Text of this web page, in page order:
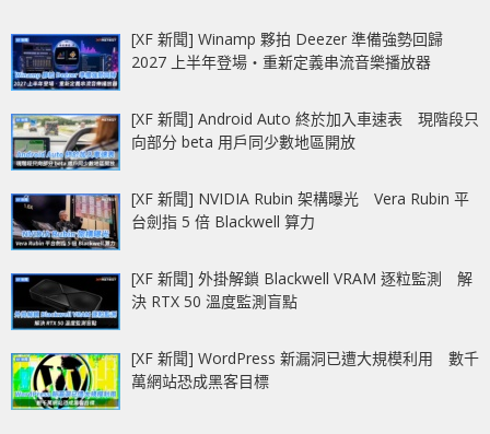
[XF 新聞] Winamp 夥拍 Deezer 準備強勢回歸
2027 上半年登場‧重新定義串流音樂播放器
[XF 新聞] Android Auto 終於加入車速表 現階段只
向部分 beta 用戶同少數地區開放
[XF 新聞] NVIDIA Rubin 架構曝光 Vera Rubin 平
台劍指 5 倍 Blackwell 算力
[XF 新聞] 外掛解鎖 Blackwell VRAM 逐粒監測 解
決 RTX 50 溫度監測盲點
[XF 新聞] WordPress 新漏洞已遭大規模利用 數千
萬網站恐成黑客目標